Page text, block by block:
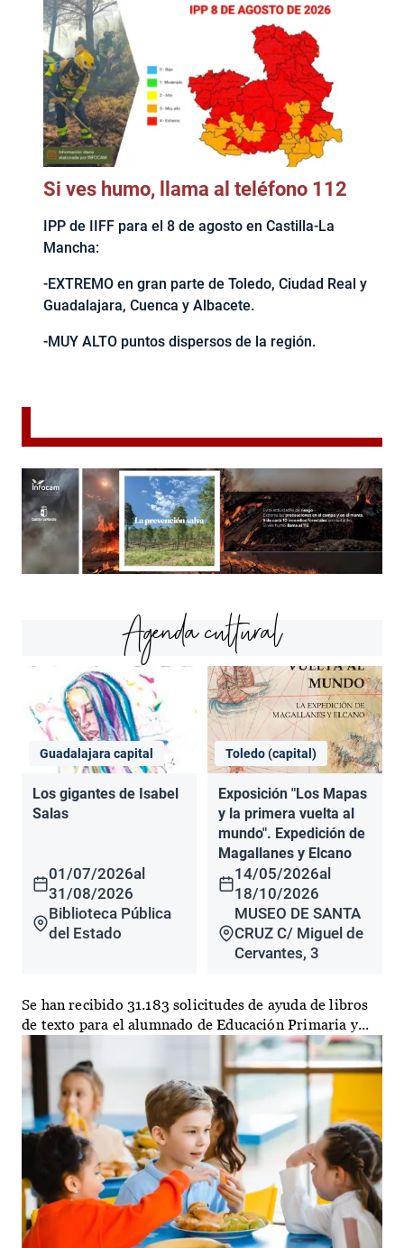
Si ves humo, llama al teléfono 112
IPP de IIFF para el 8 de agosto en Castilla-La
Mancha:
-EXTREMO en gran parte de Toledo, Ciudad Real y
Guadalajara, Cuenca y Albacete.
-MUY ALTO puntos dispersos de la región.
Agenda cultural
Guadalajara capital
Los gigantes de Isabel
Salas
01/07/2026al
31/08/2026
Biblioteca Pública
del Estado
Toledo (capital)
Exposición "Los Mapas
y la primera vuelta al
mundo". Expedición de
Magallanes y Elcano
14/05/2026al
18/10/2026
MUSEO DE SANTA
CRUZ C/ Miguel de
Cervantes, 3
Se han recibido 31.183 solicitudes de ayuda de libros
de texto para el alumnado de Educación Primaria y...